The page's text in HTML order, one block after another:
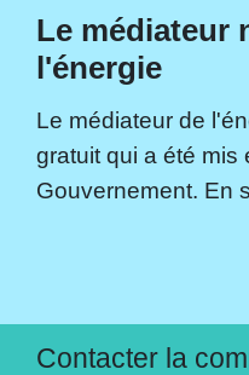
Le médiateur
l'énergie
Le médiateur de
gratuit qui a été mis
Gouvernement. En
Contacter la